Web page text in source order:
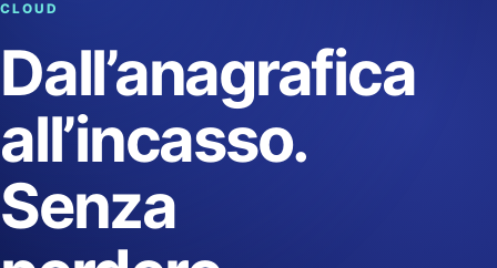
CLOUD
Dall’anagrafica
all’incasso.
Senza